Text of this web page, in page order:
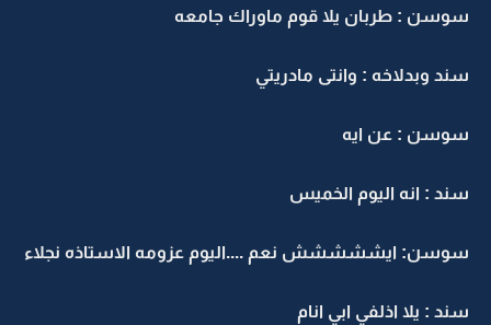
سوسن : طربان يلا قوم ماوراك جامعه
سند وبدلاخه : وانتى مادريتي
سوسن : عن ايه
سند : انه اليوم الخميس
سوسن: ايششششش نعم ....اليوم عزومه الاستاذه نجلاء
سند : يلا اذلفي ابي انام